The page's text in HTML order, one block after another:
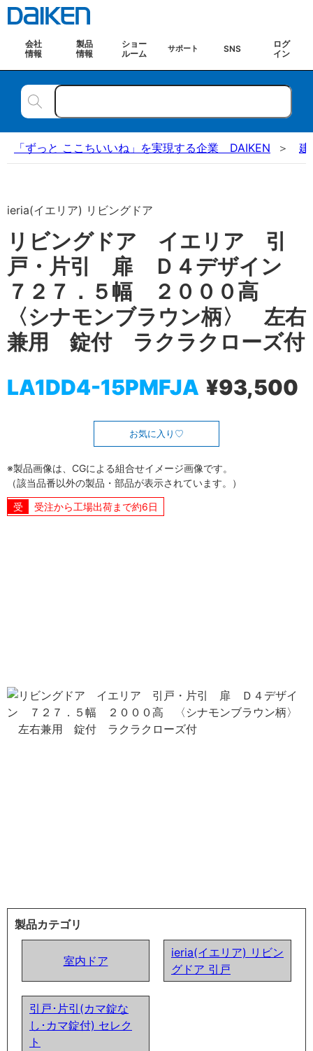
会社
情報
製品
情報
ショー
ルーム
サポート SNS
ログ
イン
「ずっと ここちいいね」を実現する企業 DAIKEN 建
ieria(イエリア) リビングドア
リビングドア イエリア 引
戸・片引 扉 Ｄ４デザイン
７２７．５幅 ２０００高
〈シナモンブラウン柄〉 左右
兼用 錠付 ラクラクローズ付
LA1DD4-15PMFJA ¥93,500
お気に入り
※製品画像は、CGによる組合せイメージ画像です。
（該当品番以外の製品・部品が表示されています。）
受注から工場出荷まで約6日
製品カテゴリ
室内ドア
ieria(イエリア) リビン
グドア 引戸
引戸･片引(カマ錠な
し･カマ錠付) セレク
ト